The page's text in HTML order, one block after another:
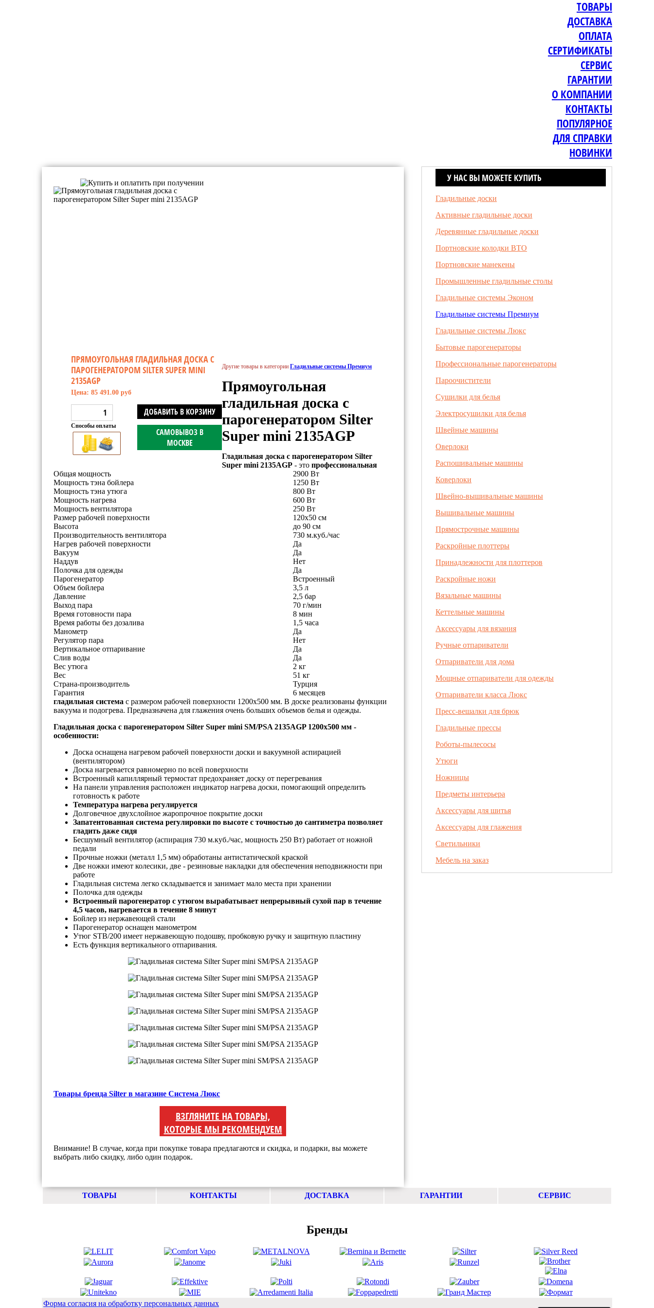
ТОВАРЫ
ДОСТАВКА
ОПЛАТА
СЕРТИФИКАТЫ
СЕРВИС
ГАРАНТИИ
О КОМПАНИИ
КОНТАКТЫ
ПОПУЛЯРНОЕ
ДЛЯ СПРАВКИ
НОВИНКИ
ПРЯМОУГОЛЬНАЯ ГЛАДИЛЬНАЯ ДОСКА С
ПАРОГЕНЕРАТОРОМ SILTER SUPER MINI
2135AGP
Цена: 85 491.00 руб
ДОБАВИТЬ В КОРЗИНУ
САМОВЫВОЗ В
МОСКВЕ
Способы оплаты
Общая мощность
2900 Вт
Мощность тэна бойлера
1250 Вт
Мощность тэна утюга
800 Вт
Мощность нагрева
600 Вт
Мощность вентилятора
250 Вт
Размер рабочей поверхности
120x50 см
Высота
до 90 см
Производительность вентилятора
730 м.куб./час
Нагрев рабочей поверхности
Да
Вакуум
Да
Наддув
Нет
Полочка для одежды
Да
Парогенератор
Встроенный
Объем бойлера
3,5 л
Давление
2,5 бар
Выход пара
70 г/мин
Время готовности пара
8 мин
Время работы без дозалива
1,5 часа
Манометр
Да
Регулятор пара
Нет
Вертикальное отпаривание
Да
Слив воды
Да
Вес утюга
2 кг
Вес
51 кг
Страна-производитель
Турция
Гарантия
6 месяцев
Другие товары в категории Гладильные системы Премиум
Прямоугольная
гладильная доска с
парогенератором Silter
Super mini 2135AGP
Гладильная доска с парогенератором Silter
Super mini 2135АGP - это профессиональная
гладильная система с размером рабочей поверхности 1200х500 мм. В доске реализованы функции
вакуума и подогрева. Предназначена для глажения очень больших объемов белья и одежды.
Гладильная доска с парогенератором Silter Super mini SM/PSA 2135АGP 1200х500 мм -
особенности:
Доска оснащена нагревом рабочей поверхности доски и вакуумной аспирацией
(вентилятором)
Доска нагревается равномерно по всей поверхности
Встроенный капиллярный термостат предохраняет доску от перегревания
На панели управления расположен индикатор нагрева доски, помогающий определить
готовность к работе
Температура нагрева регулируется
Долговечное двухслойное жаропрочное покрытие доски
Запатентованная система регулировки по высоте с точностью до сантиметра позволяет
гладить даже сидя
Бесшумный вентилятор (аспирация 730 м.куб./час, мощность 250 Вт) работает от ножной
педали
Прочные ножки (металл 1,5 мм) обработаны антистатической краской
Две ножки имеют колесики, две - резиновые накладки для обеспечения неподвижности при
работе
Гладильная система легко складывается и занимает мало места при хранении
Полочка для одежды
Встроенный парогенератор с утюгом вырабатывает непрерывный сухой пар в течение
4,5 часов, нагревается в течение 8 минут
Бойлер из нержавеющей стали
Парогенератор оснащен манометром
Утюг STB/200 имеет нержавеющую подошву, пробковую ручку и защитную пластину
Есть функция вертикального отпаривания.
Товары бренда Silter в магазине Система Люкс
ВЗГЛЯНИТЕ НА ТОВАРЫ,
КОТОРЫЕ МЫ РЕКОМЕНДУЕМ
Внимание! В случае, когда при покупке товара предлагаются и скидка, и подарки, вы можете
выбрать либо скидку, либо один подарок.
У НАС ВЫ МОЖЕТЕ КУПИТЬ
Гладильные доски
Активные гладильные доски
Деревянные гладильные доски
Портновские колодки ВТО
Портновские манекены
Промышленные гладильные столы
Гладильные системы Эконом
Гладильные системы Премиум
Гладильные системы Люкс
Бытовые парогенераторы
Профессиональные парогенераторы
Пароочистители
Сушилки для белья
Электросушилки для белья
Швейные машины
Оверлоки
Распошивальные машины
Коверлоки
Швейно-вышивальные машины
Вышивальные машины
Прямострочные машины
Раскройные плоттеры
Принадлежности для плоттеров
Раскройные ножи
Вязальные машины
Кеттельные машины
Аксессуары для вязания
Ручные отпариватели
Отпариватели для дома
Мощные отпариватели для одежды
Отпариватели класса Люкс
Пресс-вешалки для брюк
Гладильные прессы
Роботы-пылесосы
Утюги
Ножницы
Предметы интерьера
Аксессуары для шитья
Аксессуары для глажения
Светильники
Мебель на заказ
ТОВАРЫ КОНТАКТЫ ДОСТАВКА ГАРАНТИИ СЕРВИС
Бренды
Форма согласия на обработку персональных данных